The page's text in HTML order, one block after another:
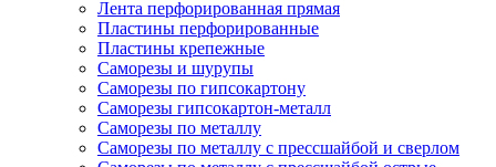
Лента перфорированная прямая
Пластины перфорированные
Пластины крепежные
Саморезы и шурупы
Саморезы по гипсокартону
Саморезы гипсокартон-металл
Саморезы по металлу
Саморезы по металлу с прессшайбой и сверлом